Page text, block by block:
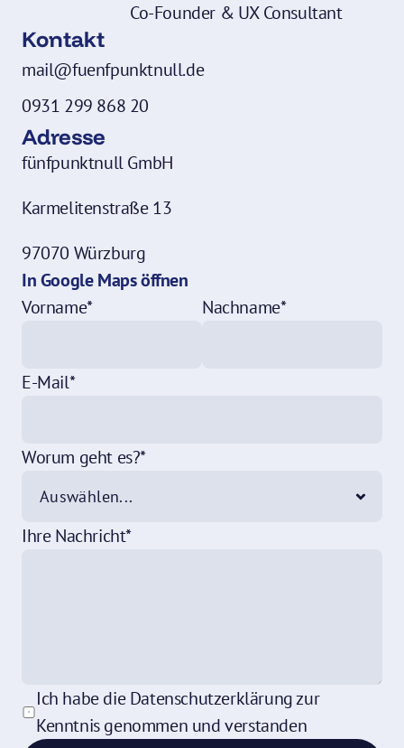
Co-Founder & UX Consultant
Kontakt
mail@fuenfpunktnull.de
0931 299 868 20
Adresse
fünfpunktnull GmbH
Karmelitenstraße 13
97070 Würzburg
In Google Maps öffnen
Vorname*
Nachname*
E-Mail*
Worum geht es?*
Ihre Nachricht*
Ich habe die Datenschutzerklärung zur
Kenntnis genommen und verstanden